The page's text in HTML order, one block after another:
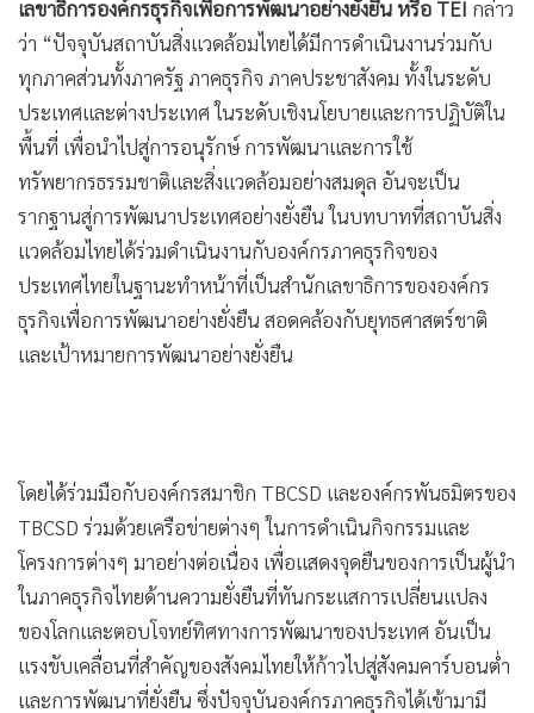
ตลาดหลักทรัพย์ และ ดร. วิจารย์ สิมาฉายา ผู้อำนวยการสถาบัน
สิ่งแวดล้อมไทย เข้าร่วม
ดร. วิจารย์ สิมาฉายา ผู้อำนวยการสถาบันสิ่งแวดล้อมไทย และ
เลขาธิการองค์กรธุรกิจเพื่อการพัฒนาอย่างยั่งยืน หรือ TEI
ว่า “ปัจจุบันสถาบันสิ่งแวดล้อมไทยได้มีการดำเนินงานร่วมกับ
ทุกภาคส่วนทั้งภาครัฐ ภาคธุรกิจ ภาคประชาสังคม ทั้งในระดับ
ประเทศและต่างประเทศ ในระดับเชิงนโยบายและการปฏิบัติใน
พื้นที่ เพื่อนำไปสู่การอนุรักษ์ การพัฒนาและการใช้
ทรัพยากรธรรมชาติและสิ่งแวดล้อมอย่างสมดุล อันจะเป็น
รากฐานสู่การพัฒนาประเทศอย่างยั่งยืน ในบทบาทที่สถาบันสิ่ง
และเป้าหมายการพัฒนาอย่างยั่งยืน